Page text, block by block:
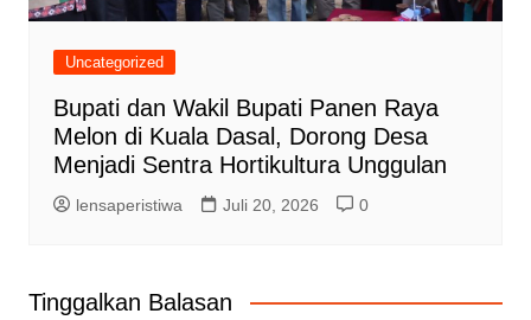
Uncategorized
Bupati dan Wakil Bupati Panen Raya
Melon di Kuala Dasal, Dorong Desa
Menjadi Sentra Hortikultura Unggulan
lensaperistiwa Juli 20, 2026 0
Tinggalkan Balasan